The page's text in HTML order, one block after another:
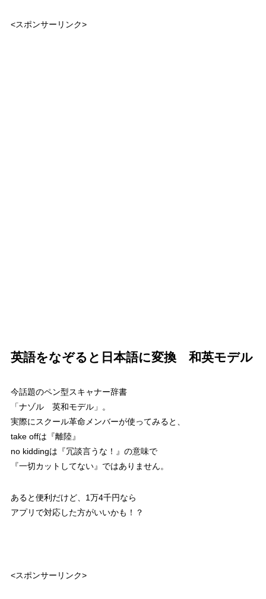
<スポンサーリンク>
英語をなぞると日本語に変換 和英モデル
今話題のペン型スキャナー辞書
「ナゾル 英和モデル」。
実際にスクール革命メンバーが使ってみると、
take offは『離陸』
no kiddingは『冗談言うな！』の意味で
『一切カットしてない』ではありません。
あると便利だけど、1万4千円なら
アプリで対応した方がいいかも！？
<スポンサーリンク>